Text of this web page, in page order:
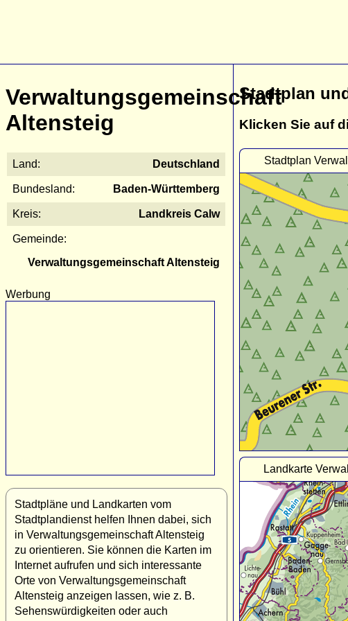
Verwaltungsgemeinschaft
Altensteig
Land: Deutschland
Bundesland: Baden-Württemberg
Kreis: Landkreis Calw
Gemeinde:
Verwaltungsgemeinschaft Altensteig
Werbung
Stadtpläne und Landkarten vom
Stadtplandienst helfen Ihnen dabei, sich
in Verwaltungsgemeinschaft Altensteig
zu orientieren. Sie können die Karten im
Internet aufrufen und sich interessante
Orte von Verwaltungsgemeinschaft
Altensteig anzeigen lassen, wie z. B.
Sehenswürdigkeiten oder auch
Stadtplan
Klicken Sie auf
Stadtplan
Landkarte